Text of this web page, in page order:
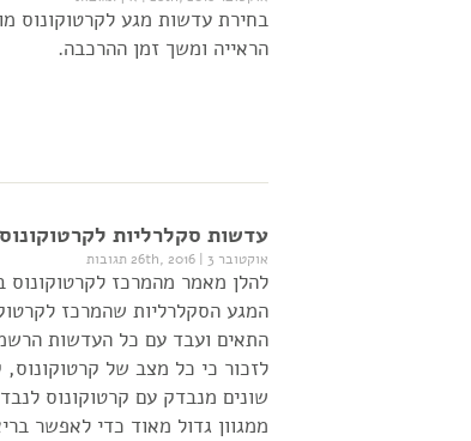
בחירת עדשות מגע לקרטוקונוס
הראייה ומשך זמן ההרכבה.
עדשות סקלרליות
אוקטובר 26th, 2016 | 3 תגובות
להלן מאמר מהמרכז לקרטוקונוס
המגע הסקלרליות שהמרכז
התאים ועבד עם כל העדשות
לזכור כי כל מצב של קרטוקונוס,
שונים מנבדק עם קרטוקונוס
ממגוון גדול מאוד כדי לאפשר